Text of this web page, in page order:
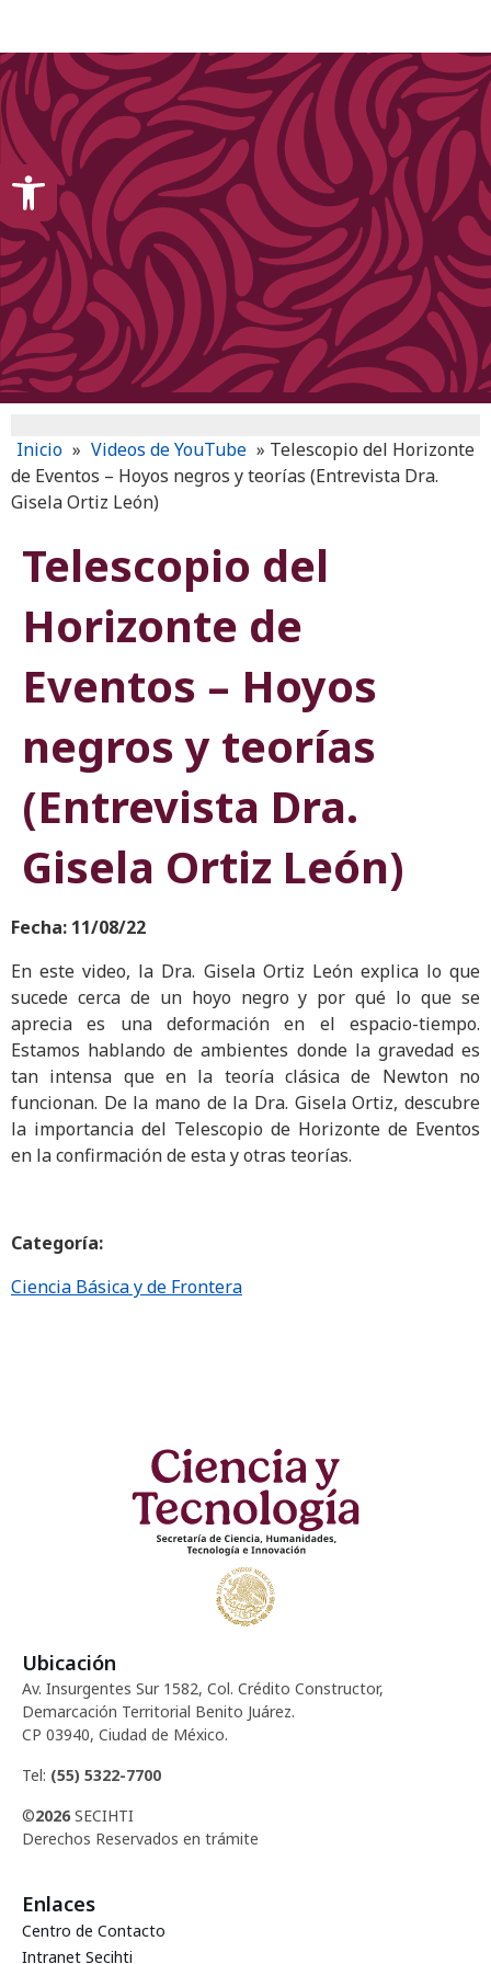
Inicio » Videos de YouTube » Telescopio del Horizonte
de Eventos – Hoyos negros y teorías (Entrevista Dra.
Gisela Ortiz León)
Telescopio del
Horizonte de
Eventos – Hoyos
negros y teorías
(Entrevista Dra.
Gisela Ortiz León)
Fecha: 11/08/22
En este video, la Dra. Gisela Ortiz León explica lo que
sucede cerca de un hoyo negro y por qué lo que se
aprecia es una deformación en el espacio-tiempo.
Estamos hablando de ambientes donde la gravedad es
tan intensa que en la teoría clásica de Newton no
funcionan. De la mano de la Dra. Gisela Ortiz, descubre
la importancia del Telescopio de Horizonte de Eventos
en la confirmación de esta y otras teorías.
Categoría:
Ciencia Básica y de Frontera
Ubicación
Av. Insurgentes Sur 1582, Col. Crédito Constructor,
Demarcación Territorial Benito Juárez.
CP 03940, Ciudad de México.
Tel: (55) 5322-7700
©2026 SECIHTI
Derechos Reservados en trámite
Enlaces
Centro de Contacto
Intranet Secihti
Open toolbar